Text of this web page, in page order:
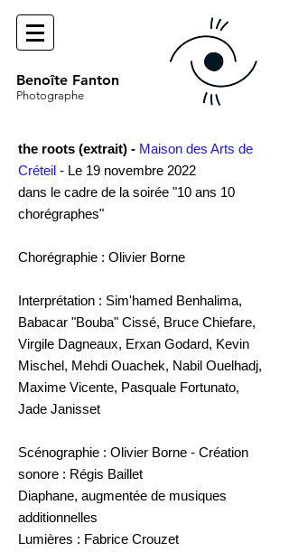
Benoîte Fanton
Photographe
the roots (extrait) - Maison des Arts de
Créteil - Le 19 novembre 2022
dans le cadre de la soirée "10 ans 10
chorégraphes"
Chorégraphie : Olivier Borne
Interprétation : Sim'hamed Benhalima,
Babacar "Bouba" Cissé, Bruce Chiefare,
Virgile Dagneaux, Erxan Godard, Kevin
Mischel, Mehdi Ouachek, Nabil Ouelhadj,
Maxime Vicente, Pasquale Fortunato,
Jade Janisset
Scénographie : Olivier Borne - Création
sonore : Régis Baillet
Diaphane, augmentée de musiques
additionnelles
Lumières : Fabrice Crouzet